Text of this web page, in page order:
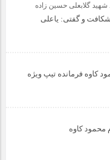
شهید گلابعلی حسین زاده
و گفتی: یاعلی
کاوه فرمانده تیپ ویژه
محمود کاوه‌